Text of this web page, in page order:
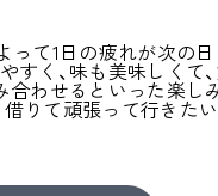
て1日の疲れが次の
く、味も美味しくて
わせるといった楽し
りて頑張って行きたい